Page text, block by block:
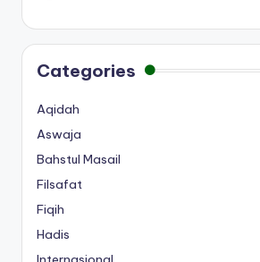
Categories
Aqidah
Aswaja
Bahstul Masail
Filsafat
Fiqih
Hadis